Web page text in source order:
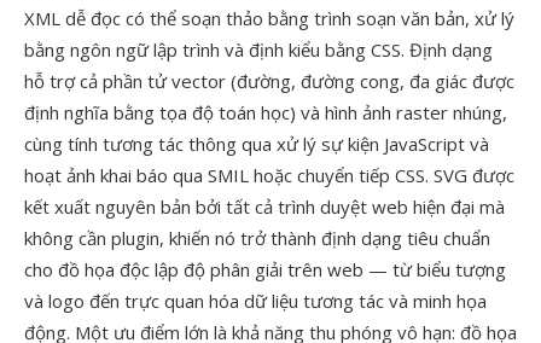
XML dễ đọc có thể soạn thảo bằng trình soạn văn bản, xử lý
bằng ngôn ngữ lập trình và định kiểu bằng CSS. Định dạng
hỗ trợ cả phần tử vector (đường, đường cong, đa giác được
định nghĩa bằng tọa độ toán học) và hình ảnh raster nhúng,
cùng tính tương tác thông qua xử lý sự kiện JavaScript và
hoạt ảnh khai báo qua SMIL hoặc chuyển tiếp CSS. SVG được
kết xuất nguyên bản bởi tất cả trình duyệt web hiện đại mà
không cần plugin, khiến nó trở thành định dạng tiêu chuẩn
cho đồ họa độc lập độ phân giải trên web — từ biểu tượng
và logo đến trực quan hóa dữ liệu tương tác và minh họa
động. Một ưu điểm lớn là khả năng thu phóng vô hạn: đồ họa